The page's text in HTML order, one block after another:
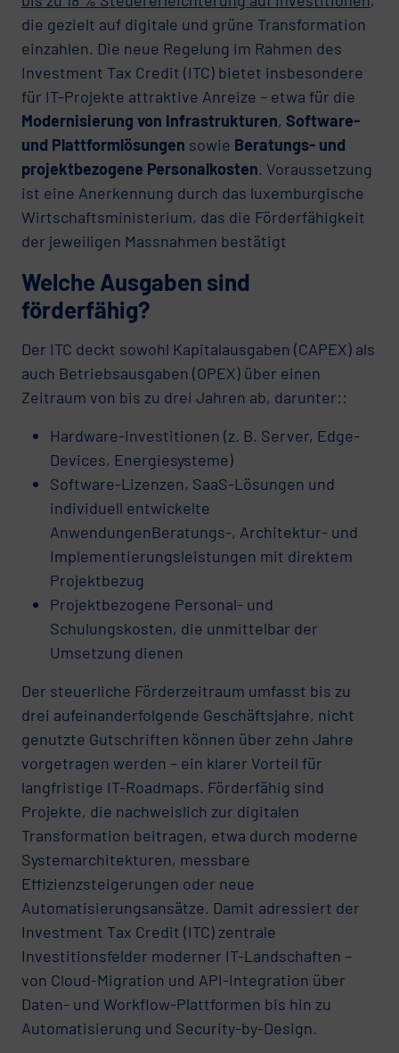
die gezielt auf digitale und grüne Transformation
einzahlen. Die neue Regelung im Rahmen des
Investment Tax Credit (ITC) bietet insbesondere
für IT-Projekte attraktive Anreize – etwa für die
Modernisierung von Infrastrukturen, Software-
und Plattformlösungen sowie Beratungs- und
projektbezogene Personalkosten. Voraussetzung
ist eine Anerkennung durch das luxemburgische
Wirtschaftsministerium, das die Förderfähigkeit
der jeweiligen Massnahmen bestätigt
Welche Ausgaben sind
förderfähig?
Der ITC deckt sowohl Kapitalausgaben (CAPEX) als
auch Betriebsausgaben (OPEX) über einen
Zeitraum von bis zu drei Jahren ab, darunter::
Hardware-Investitionen (z. B. Server, Edge-
Devices, Energiesysteme)
Software-Lizenzen, SaaS-Lösungen und
individuell entwickelte
AnwendungenBeratungs-, Architektur- und
Implementierungsleistungen mit direktem
Projektbezug
Projektbezogene Personal- und
Schulungskosten, die unmittelbar der
Umsetzung dienen
Der steuerliche Förderzeitraum umfasst bis zu
drei aufeinanderfolgende Geschäftsjahre, nicht
genutzte Gutschriften können über zehn Jahre
vorgetragen werden – ein klarer Vorteil für
langfristige IT-Roadmaps. Förderfähig sind
Projekte, die nachweislich zur digitalen
Transformation beitragen, etwa durch moderne
Systemarchitekturen, messbare
Effizienzsteigerungen oder neue
Automatisierungsansätze. Damit adressiert der
Investment Tax Credit (ITC) zentrale
Investitionsfelder moderner IT-Landschaften –
von Cloud-Migration und API-Integration über
Daten- und Workflow-Plattformen bis hin zu
Automatisierung und Security-by-Design.